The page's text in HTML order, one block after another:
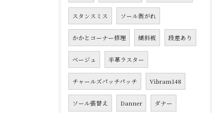
スタンスミス ソール剥がれ
かかとコーナー修理 傾斜板 段差あり
ベージュ 半革ラスター
チャールズパッチパッチ Vibram148
ソール張替え Danner ダナー